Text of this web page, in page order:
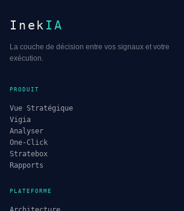
Inek IA
La couche de décision entre vos signaux et votre
exécution.
PRODUIT
Vue Stratégique
Vigia
Analyser
One-Click
Stratebox
Rapports
PLATEFORME